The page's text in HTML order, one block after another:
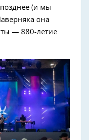
позднее (и мы
она
— 880-летие